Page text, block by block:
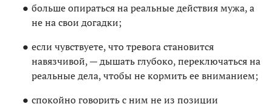
больше опираться на реальные действия мужа, а
не на свои догадки;
если чувствуете, что тревога становится
навязчивой, — дышать глубоко, переключаться на
реальные дела, чтобы не кормить ее вниманием;
спокойно говорить с ним не из позиции